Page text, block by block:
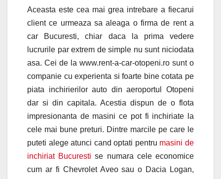
Aceasta este cea mai grea intrebare a fiecarui
client ce urmeaza sa aleaga o firma de rent a
car Bucuresti, chiar daca la prima vedere
lucrurile par extrem de simple nu sunt niciodata
asa. Cei de la www.rent-a-car-otopeni.ro sunt o
companie cu experienta si foarte bine cotata pe
piata inchirierilor auto din aeroportul Otopeni
dar si din capitala. Acestia dispun de o flota
impresionanta de masini ce pot fi inchiriate la
cele mai bune preturi. Dintre marcile pe care le
puteti alege atunci cand optati pentru masini de
inchiriat Bucuresti se numara cele economice
cum ar fi Chevrolet Aveo sau o Dacia Logan,